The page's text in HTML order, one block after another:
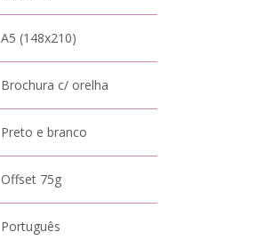
A5 (148x210)
Brochura c/ orelha
Preto e branco
Offset 75g
Português